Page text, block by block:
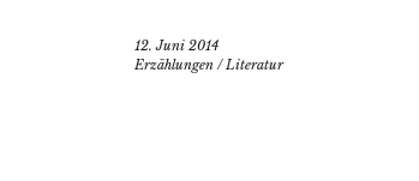
12. Juni 2014
Erzählungen /Literatur